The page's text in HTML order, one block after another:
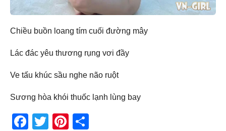
Chiều buồn loang tím cuối đường mây
Lác đác yêu thương rụng vơi đầy
Ve tấu khúc sầu nghe não ruột
Sương hòa khói thuốc lạnh lùng bay
F
T
Pi